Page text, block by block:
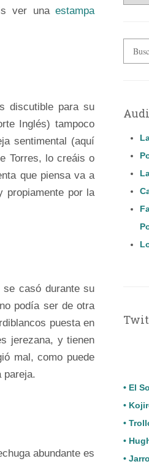
ver unaestampa
discutible para su
Inglés) tampoco
sentimental (aquí
Torres, lo creáis o
que piensa va a
propiamente por la
casó durante su
podía ser de otra
puesta en
jerezana, y tienen
mal, como puede
pareja.
abundante es
• El
•
•
•
•